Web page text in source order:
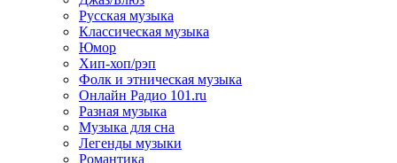
Русская музыка
Классическая музыка
Юмор
Хип-хоп/рэп
Фолк и этническая музыка
Онлайн Радио 101.ru
Разная музыка
Музыка для сна
Легенды музыки
Романтика